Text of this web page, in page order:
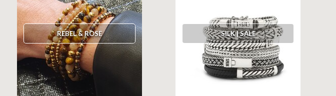
REBEL & ROSE SILK | SALE